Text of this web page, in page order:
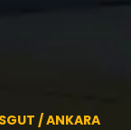
/ ANKARA